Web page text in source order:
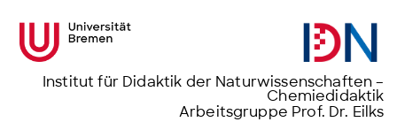
Institut für Didaktik der Naturwissenschaften –
Chemiedidaktik
Arbeitsgruppe Prof. Dr. Eilks